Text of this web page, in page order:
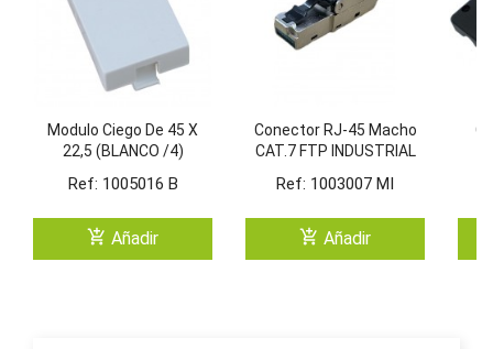
Modulo Ciego De 45 X
22,5 (BLANCO /4)
Ref: 1005016 B
add_shopping_cart Añadir
Conector RJ-45 Macho
CAT.7 FTP INDUSTRIAL
Ref: 1003007 MI
add_shopping_cart Añadir